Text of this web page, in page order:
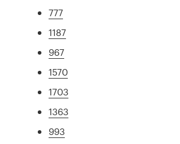
777
1187
967
1570
1703
1363
993